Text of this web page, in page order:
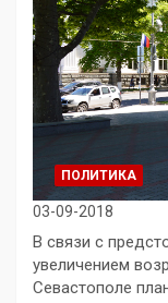
ПОЛИТИКА
03-09-2018
В связи с
увеличением
Севастополе